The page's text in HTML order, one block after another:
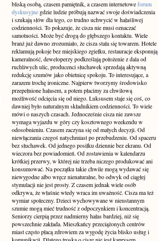
bliską osobą, czasem pamiętnik, a czasem internetoweforum
dyskusyjne gdzie ludzie próbują nazwać swoje doświadczenia
i szukają słów dla tego, co trudno uchwycić w hałaśliwej
codzienności. To pokazuje, że cisza nie musi oznaczać
samotności. Może być drogą do głębszego kontaktu. Wiele
branż już dawno zrozumiało, że cisza stała się towarem. Hotele
reklamują pokoje bez miejskiego zgiełku, restauracje eksponują
kameralność, deweloperzy podkreślają położenie z dala od
ruchliwych ulic, producenci słuchawek sprzedają aktywną
redukcję szumów jako obietnicę spokoju. To interesujące, a
zarazem trochę ironiczne. Najpierw tworzymy środowisko
przepełnione hałasem, a potem płacimy za chwilową
możliwość odcięcia się od niego. Luksusem staje się coś, co
dawniej było naturalnym składnikiem codzienności. To wiele
mówi o naszych czasach. Jednocześnie cisza nie zawsze
wymaga wyjazdu w góry czy kosztownego weekendu w
odosobnieniu. Czasem zaczyna się od małych decyzji. Od
niewłączania czegoś natychmiast po przebudzeniu. Od spaceru
bez słuchawek. Od jednego posiłku dziennie bez ekranu. Od
wieczora bez powiadomień. Od zostawienia w kalendarzu
krótkiej przerwy, w której nie trzeba niczego produkować ani
konsumować. Na początku takie chwile mogą wydawać się
niewygodne albo wręcz nienaturalne, bo odwyk od ciągłej
stymulacji nie jest prosty. Z czasem jednak wiele osób
odkrywa, że właśnie wtedy wraca im uważność. Cisza ma też
wymiar społeczny. Dzieci wychowywane w nieustannym
szumie mogą mieć trudność z odpoczynkiem i koncentracją.
Seniorzy cierpią przez nadmierny hałas bardziej, niż się
powszechnie zakłada. Mieszkańcy przeciążonych centrów
miast często płacą zdrowiem za wygodę życia blisko usług i